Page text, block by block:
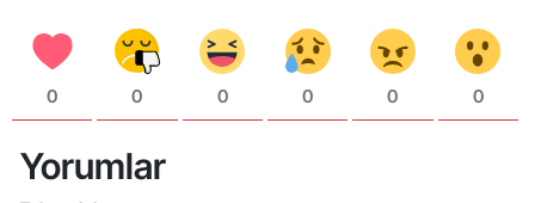
0 0 0 0 0 0
Yorumlar